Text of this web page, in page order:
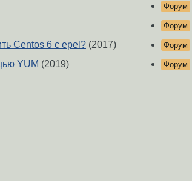
Centos 6 с epel? (2017)
YUM (2019)
Форум
Форум
Форум
Форум